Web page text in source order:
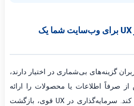
چرا سرمایه‌گذاری در UX برای وب‌سایت شما یک
گزینه‌های بی‌شماری در اختیار دارند،
صرفاً اطلاعات یا محصولات را ارائه
دهد؛ باید یک تجربه ارائه کند. سرمایه‌گذاری در UX قوی، بازگشت